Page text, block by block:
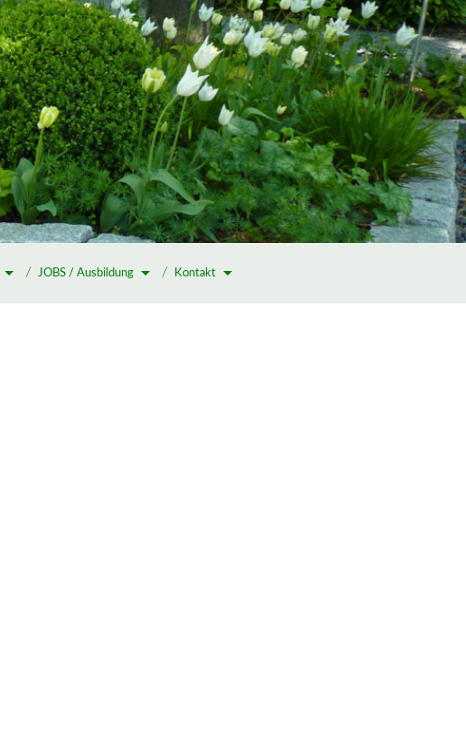
JOBS / Ausbildung Kontakt